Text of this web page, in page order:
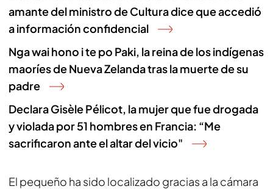
amante del ministro de Cultura dice que accedió
a información confidencial
Nga wai hono i te po Paki, la reina de los indígenas
maoríes de Nueva Zelanda tras la muerte de su
padre
Declara Gisèle Pélicot, la mujer que fue drogada
y violada por 51 hombres en Francia: “Me
sacrificaron ante el altar del vicio"
El pequeño ha sido localizado gracias a la cámara